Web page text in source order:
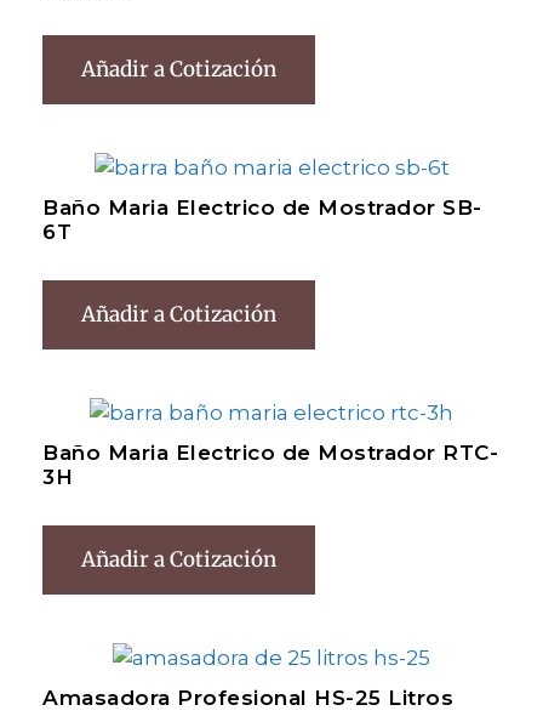
Añadir a Cotización
Baño Maria Electrico de Mostrador SB-
6T
Añadir a Cotización
Baño Maria Electrico de Mostrador RTC-
3H
Añadir a Cotización
Amasadora Profesional HS-25 Litros